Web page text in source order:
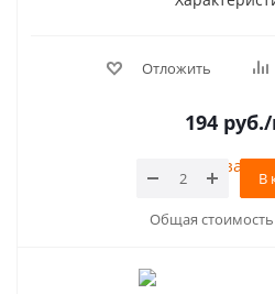
Отложить
194руб.
В
Общая стоимость